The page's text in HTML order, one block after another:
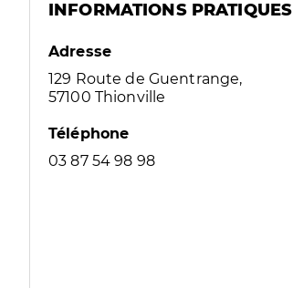
INFORMATIONS PRATIQUES
Adresse
129 Route de Guentrange,
57100 Thionville
Téléphone
03 87 54 98 98